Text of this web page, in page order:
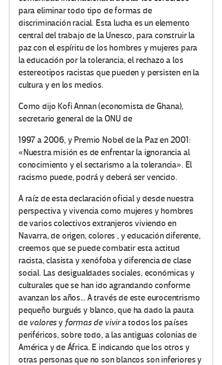
para eliminar todo tipo de formas de
discriminación racial. Esta lucha es un elemento
central del trabajo de la Unesco, para construir la
paz con el espíritu de los hombres y mujeres para
la educación por la tolerancia, el rechazo a los
estereotipos racistas que pueden y persisten en la
cultura y en los medios.
Como dijo Kofi Annan (economista de Ghana),
secretario general de la ONU de
1997 a 2006, y Premio Nobel de la Paz en 2001:
«Nuestra misión es de enfrentar la ignorancia al
conocimiento y el sectarismo a la tolerancia». El
racismo puede, podrá y deberá ser vencido.
A raíz de esta declaración oficial y desde nuestra
perspectiva y vivencia como mujeres y hombres
de varios colectivos extranjeros viviendo en
Navarra, de origen, colores , y educación diferente,
creemos que se puede combatir esta actitud
racista, clasista y xenófoba y diferencia de clase
social. Las desigualdades sociales, económicas y
culturales que se han ido agrandando conforme
avanzan los años… A través de este eurocentrismo
pequeño burgués y blanco, que ha dado la pauta
de valoresy formas de vivira todos los países
periféricos, sobre todo, a las antiguas colonias de
América y de África. E indicando que los otros y
otras personas que no son blancos son inferiores y